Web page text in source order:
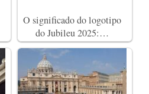
O significado do logotipo
do Jubileu 2025:…